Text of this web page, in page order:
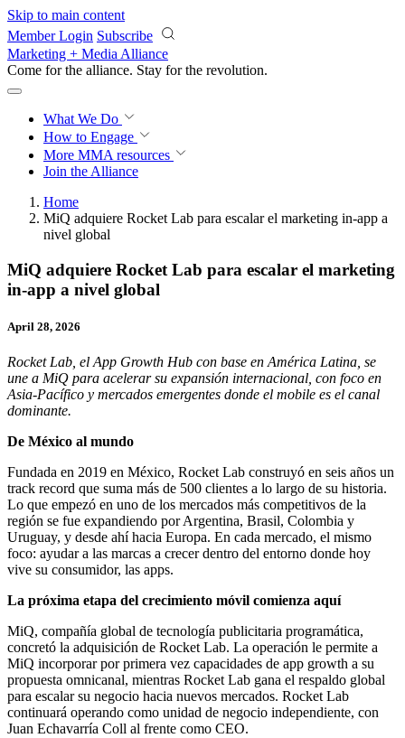
Skip to main content
Member Login Subscribe
Marketing + Media Alliance
Come for the alliance. Stay for the revolution.
What We Do
How to Engage
More MMA resources
Join the Alliance
Home
MiQ adquiere Rocket Lab para escalar el marketing in-app a
nivel global
MiQ adquiere Rocket Lab para escalar el marketing
in-app a nivel global
April 28, 2026
Rocket Lab, el App Growth Hub con base en América Latina, se
une a MiQ para acelerar su expansión internacional, con foco en
Asia-Pacífico y mercados emergentes donde el mobile es el canal
dominante.
De México al mundo
Fundada en 2019 en México, Rocket Lab construyó en seis años un
track record que suma más de 500 clientes a lo largo de su historia.
Lo que empezó en uno de los mercados más competitivos de la
región se fue expandiendo por Argentina, Brasil, Colombia y
Uruguay, y desde ahí hacia Europa. En cada mercado, el mismo
foco: ayudar a las marcas a crecer dentro del entorno donde hoy
vive su consumidor, las apps.
La próxima etapa del crecimiento móvil comienza aquí
MiQ, compañía global de tecnología publicitaria programática,
concretó la adquisición de Rocket Lab. La operación le permite a
MiQ incorporar por primera vez capacidades de app growth a su
propuesta omnicanal, mientras Rocket Lab gana el respaldo global
para escalar su negocio hacia nuevos mercados. Rocket Lab
continuará operando como unidad de negocio independiente, con
Juan Echavarría Coll al frente como CEO.